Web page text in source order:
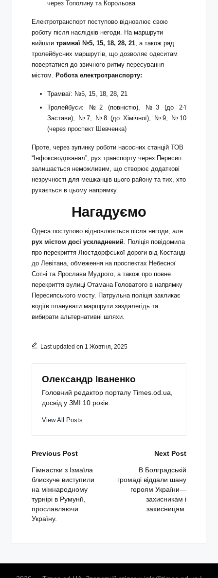
через Тополину та Корольова
Електротранспорт поступово відновлює свою
роботу після наслідків негоди. На маршрути
вийшли трамваї №5, 15, 18, 28, 21, а також ряд
тролейбусних маршрутів, що дозволяє одеситам
повертатися до звичного ритму пересування
містом. Робота електротранспорту:
Трамваї: №5, 15, 18, 28, 21
Тролейбуси: №2 (повністю), №3 (до 2-ї
Застави), №7, №8 (до Хімічної), №9, №10
(через проспект Шевченка)
Проте, через зупинку роботи насосних станцій ТОВ
“Інфоксводоканал”, рух транспорту через Пересип
залишається неможливим, що створює додаткові
незручності для мешканців цього району та тих, хто
рухається в цьому напрямку.
Нагадуємо
Одеса поступово відновлюється після негоди, але
рух містом досі ускладнений . Поліція повідомила
про перекриття Люстдорфської дороги від Костанді
до Левітана, обмеження на проспектах Небесної
Сотні та Ярослава Мудрого, а також про повне
перекриття вулиці Отамана Головатого в напрямку
Пересипського мосту. Патрульна поліція закликає
водіїв планувати маршрути заздалегідь та
вибирати альтернативні шляхи.
Last updated on 1 Жовтня, 2025
Олександр Іваненко
Головний редактор порталу Times.od.ua,
досвід у ЗМІ 10 років.
View All Posts
Post
navigation
Previous Post
Гімнастки з Ізмаїла
блискуче виступили
на міжнародному
турнірі в Румунії,
прославляючи
Україну.
Next Post
В Болградській
громаді віддали шану
героям України—
захисникам і
захисницям.